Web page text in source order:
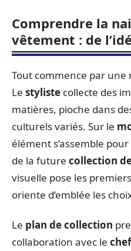
Comprendre la
vêtement : de
Tout commence par une
Le styliste collecte des
matières, pioche dans
culturels variés. Sur le
élément s’assemble
de la future collection
visuelle pose les
oriente d’emblée les
Le plan de collection
collaboration avec le